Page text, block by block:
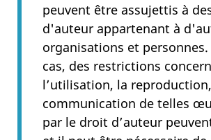
peuvent être assujettis à
d'auteur appartenant à
organisations et
cas, des restrictions
l’utilisation, la
communication de telles
par le droit d’auteur